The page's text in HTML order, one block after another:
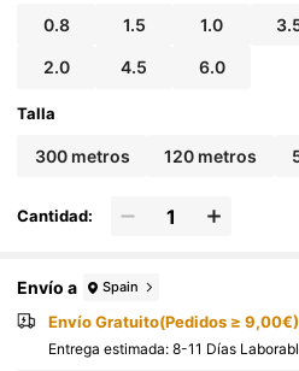
0.8 1.5 1.0
2.0 4.5 6.0
Talla
300 metros 120 metros
Cantidad:
Envío a Spain
Envío Gratuito(Pedidos ≥ 9,00€)
Entrega estimada: 8-11 Días